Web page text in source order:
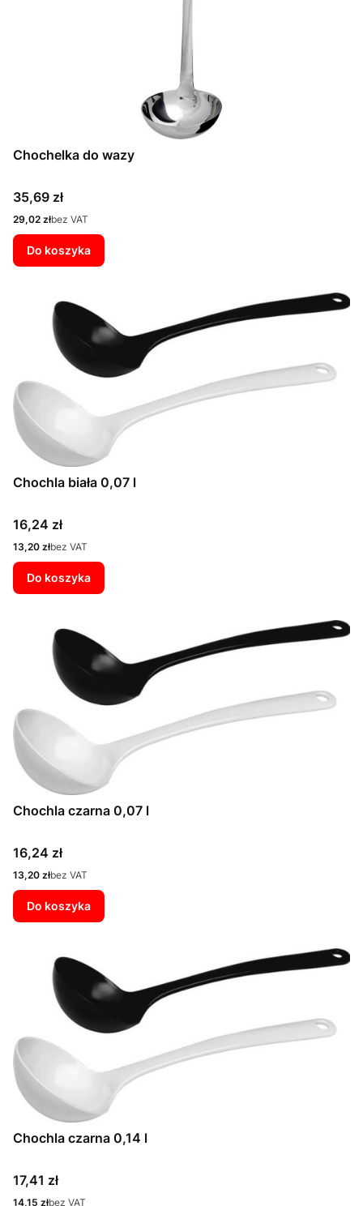
Chochelka do wazy
Cena
35,69 zł
Cena
29,02 złbez VAT
Do koszyka
Chochla biała 0,07 l
Cena
16,24 zł
Cena
13,20 złbez VAT
Do koszyka
Chochla czarna 0,07 l
Cena
16,24 zł
Cena
13,20 złbez VAT
Do koszyka
Chochla czarna 0,14 l
Cena
17,41 zł
Cena
14,15 złbez VAT